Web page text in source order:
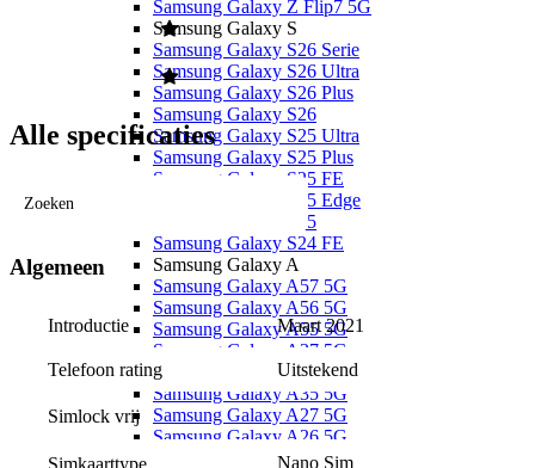
Samsung Galaxy Z Flip7 5G
Samsung Galaxy S
Samsung Galaxy S26 Serie
Samsung Galaxy S26 Ultra
Samsung Galaxy S26 Plus
Samsung Galaxy S26
Samsung Galaxy S25 Ultra
Samsung Galaxy S25 Plus
Samsung Galaxy S25 FE
Samsung Galaxy S25 Edge
Samsung Galaxy S25
Samsung Galaxy S24 FE
Samsung Galaxy A
Samsung Galaxy A57 5G
Samsung Galaxy A56 5G
Samsung Galaxy A55 5G
Samsung Galaxy A37 5G
Samsung Galaxy A36 5G
Samsung Galaxy A35 5G
Samsung Galaxy A27 5G
Samsung Galaxy A26 5G
Samsung Galaxy A17 5G
Alle specificaties
Zoeken
Algemeen
Introductie Maart 2021
Telefoon rating Uitstekend
Simlock vrij
Simkaarttype Nano Sim